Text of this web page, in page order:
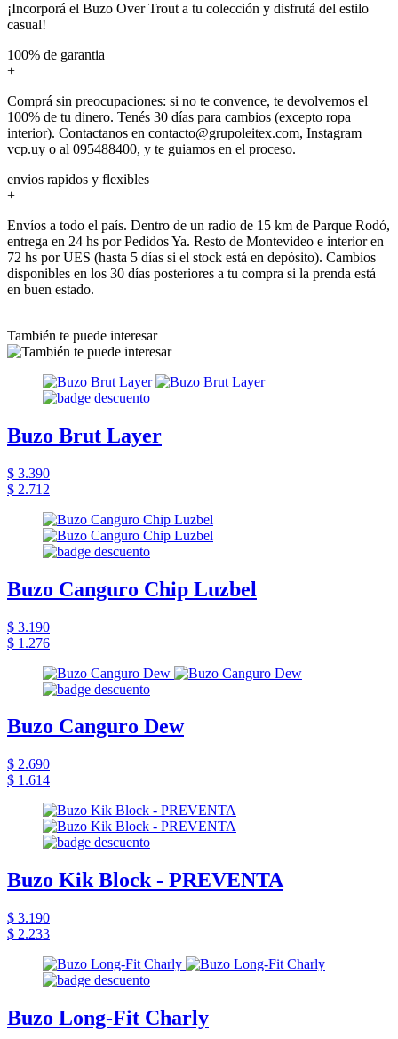
¡Incorporá el Buzo Over Trout a tu colección y disfrutá del estilo
casual!
100% de garantia
+
Comprá sin preocupaciones: si no te convence, te devolvemos el
100% de tu dinero. Tenés 30 días para cambios (excepto ropa
interior). Contactanos en contacto@grupoleitex.com, Instagram
vcp.uy o al 095488400, y te guiamos en el proceso.
envios rapidos y flexibles
+
Envíos a todo el país. Dentro de un radio de 15 km de Parque Rodó,
entrega en 24 hs por Pedidos Ya. Resto de Montevideo e interior en
72 hs por UES (hasta 5 días si el stock está en depósito). Cambios
disponibles en los 30 días posteriores a tu compra si la prenda está
en buen estado.
También te puede interesar
Buzo Brut Layer
$ 3.390
$ 2.712
Buzo Canguro Chip Luzbel
$ 3.190
$ 1.276
Buzo Canguro Dew
$ 2.690
$ 1.614
Buzo Kik Block - PREVENTA
$ 3.190
$ 2.233
Buzo Long-Fit Charly